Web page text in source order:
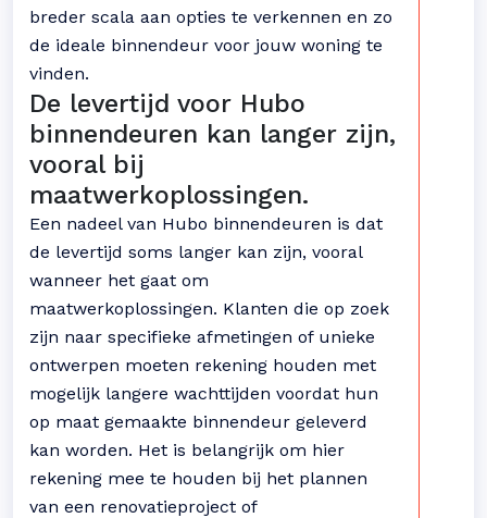
breder scala aan opties te verkennen en zo
de ideale binnendeur voor jouw woning te
vinden.
De levertijd voor Hubo
binnendeuren kan langer zijn,
vooral bij
maatwerkoplossingen.
Een nadeel van Hubo binnendeuren is dat
de levertijd soms langer kan zijn, vooral
wanneer het gaat om
maatwerkoplossingen. Klanten die op zoek
zijn naar specifieke afmetingen of unieke
ontwerpen moeten rekening houden met
mogelijk langere wachttijden voordat hun
op maat gemaakte binnendeur geleverd
kan worden. Het is belangrijk om hier
rekening mee te houden bij het plannen
van een renovatieproject of